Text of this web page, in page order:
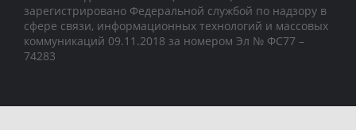
зарегистрировано Федеральной службой по надзору в
сфере связи, информационных технологий и массовых
коммуникаций 09.11.2018 за номером Эл № ФС77 –
74283